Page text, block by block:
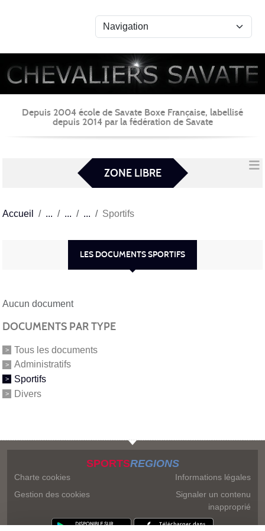
Depuis 2004 école de Savate Boxe Française, labellisé
depuis 2014 par la fédération de Savate
ZONE LIBRE
Accueil Sportifs
LES DOCUMENTS SPORTIFS
Aucun document
DOCUMENTS PAR TYPE
Tous les documents
Administratifs
Sportifs
Divers
SPORTSREGIONS
Charte cookies
Gestion des cookies
Informations légales
Signaler un contenu
inapproprié